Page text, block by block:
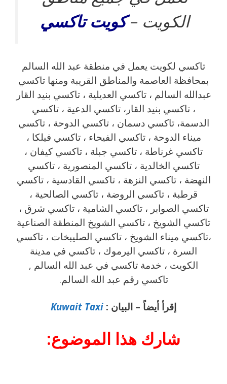
الكويت – كويت تاكسي
تاكسي لكويت يعمل في منطقة عبد الله السالم
بمحافظة العاصمة والمناطق القريبة ‎ومنها تاكسي
عبدالله السالم ، تاكسي العديلية ، تاكسي بنيد القار
، تاكسي بنيد القار، تاكسي الدعية ، تاكسي
الدسمة، تاكسي دسمان ، تاكسي الدوحة ، تاكسي
ميناء الدوحة ، تاكسي الفيحاء ، تاكسي فيلكا ،
تاكسي غرناطة ، تاكسي جبلة ، تاكسي كيفان ،
تاكسي الخالدية ، تاكسي المنصورية ، تاكسي
النهضة ، تاكسي النزهة ، تاكسي القادسية ، تاكسي
قرطبة ، تاكسي الروضة ، تاكسي الصالحية ،
تاكسي الصوابر ، تاكسي الشامية ، تاكسي شرق ،
تاكسي الشويخ ، تاكسي الشويخ المنطقة الصناعية
،تاكسي ميناء الشويخ ، تاكسي الصليبخات ، تاكسي
السرة ، تاكسي اليرموك ، تاكسي في مدينة
الكويت ، خدمة تاكسي في عبد الله السالم ,
تاكسي رقم عبد الله السالم.
إقرأ أيضاً – البيان : Kuwait Taxi
شارك هذا الموضوع: